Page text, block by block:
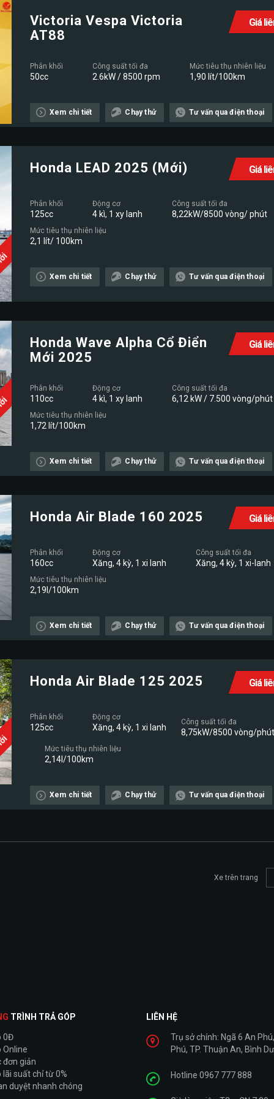
Giá
Victoria Vespa Victoria
AT88
Phân khối
50cc
Công suất tối đa
2.6kW / 8500 rpm
Mức tiêu thụ nhiên liệu
1,90 lít/100km
Xem chi tiết Chạy thử Tư vấn qua điện thoại
Giá
Honda LEAD 2025 (Mới)
Phân khối
125cc
Động cơ
4 kì, 1 xy lanh
Công suất tối đa
8,22kW/8500 vòng/ phút
Mức tiêu thụ nhiên liệu
2,1 lít/ 100km
Xem chi tiết Chạy thử Tư vấn qua điện thoại
Giá
Honda Wave Alpha Cổ Điển
Mới 2025
Phân khối
110cc
Động cơ
4 kì, 1 xy lanh
Công suất tối đa
6,12 kW / 7.500 vòng/phút
Mức tiêu thụ nhiên liệu
1,72 lít/100km
Xem chi tiết Chạy thử Tư vấn qua điện thoại
Giá
Honda Air Blade 160 2025
Phân khối
160cc
Động cơ
Xăng, 4 kỳ, 1 xi lanh
Công suất tối đa
Xăng, 4 kỳ, 1 xi-lanh
Mức tiêu thụ nhiên liệu
2,19l/100km
Xem chi tiết Chạy thử Tư vấn qua điện thoại
Giá
Honda Air Blade 125 2025
Phân khối
125cc
Động cơ
Xăng, 4 kỳ, 1 xi lanh
Công suất tối đa
8,75kW/8500 vòng/phút
Mức tiêu thụ nhiên liệu
2,14l/100km
Xem chi tiết Chạy thử Tư vấn qua điện thoại
Xe trên trang
TRÌNH TRẢ GÓP
0Đ
Online
đơn giản
lãi suất chỉ từ 0%
duyệt nhanh chóng
LIÊN HỆ
Trụ sở chính: Ngã 6 An
Phú, TP. Thuận An, Bình
Hotline 0967 777 888